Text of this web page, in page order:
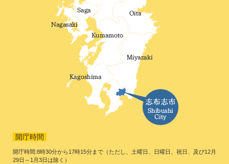
開庁時間
開庁時間:8時30分から17時15分まで（ただし、土曜日、日曜日、祝日、及び12月
29日～1月3日は除く）